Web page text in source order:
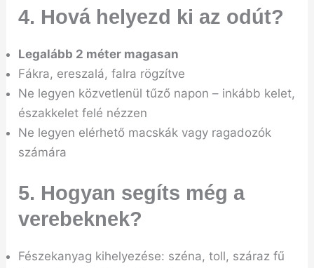
4. Hová helyezd ki az odút?
Legalább 2 méter magasan
Fákra, ereszalá, falra rögzítve
Ne legyen közvetlenül tűző napon – inkább kelet,
északkelet felé nézzen
Ne legyen elérhető macskák vagy ragadozók
számára
5. Hogyan segíts még a
verebeknek?
Fészekanyag kihelyezése: széna, toll, száraz fű